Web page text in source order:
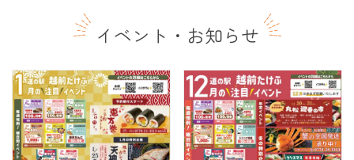
イベント・お知らせ